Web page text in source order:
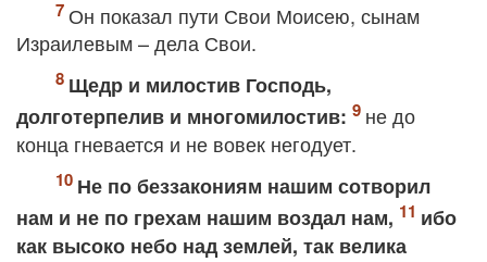
Он показал пути Свои Моисею, сынам
Израилевым – дела Свои.
Щедр и милостив Господь,
долготерпелив и многомилостив:
не до
конца гневается и не вовек негодует.
Не по беззакониям нашим сотворил
нам и не по грехам нашим воздал нам,
ибо
как высоко небо над землей, так велика